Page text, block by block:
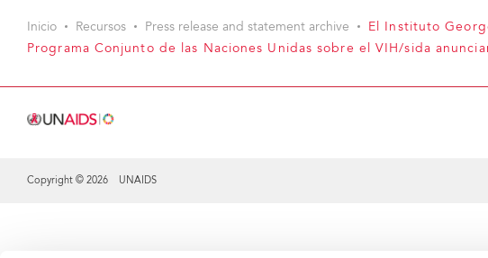
Inicio Recursos Press release and statement archive
El Instituto
Programa Conjunto de las Naciones Unidas sobre el VIH/sida
Copyright © 2026 UNAIDS